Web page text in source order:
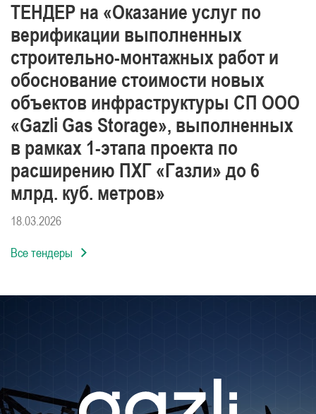
ТЕНДЕР на «Оказание услуг по
верификации выполненных
строительно-монтажных работ и
обоснование стоимости новых
объектов инфраструктуры СП ООО
«Gazli Gas Storage», выполненных
в рамках 1-этапа проекта по
расширению ПХГ «Газли» до 6
млрд. куб. метров»
18.03.2026
Все тендеры